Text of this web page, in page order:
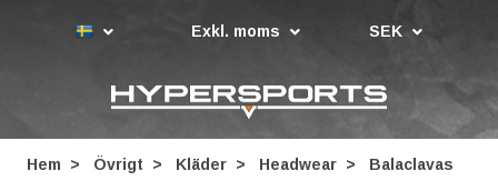
Exkl. moms SEK
Hem Övrigt Kläder Headwear
Balaclavas